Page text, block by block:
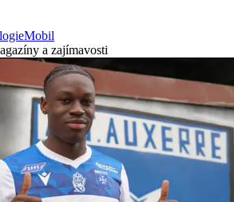
Mobil
a zajímavosti